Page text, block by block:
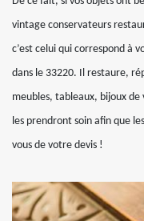
vintage conservateurs
c’est celui qui correspond à
dans le 33220. Il restaure,
meubles, tableaux, bijoux de
les prendront soin afin que
vous de votre devis !